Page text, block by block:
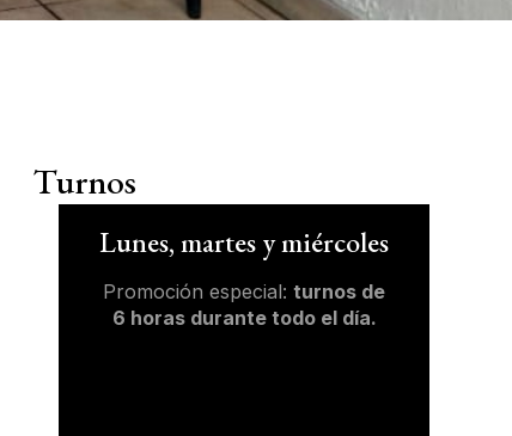
Turnos
Lunes, martes y miércoles
Promoción especial: turnos de
6 horas durante todo el día.